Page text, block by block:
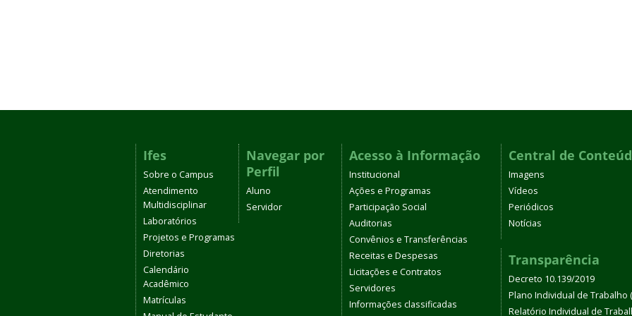
Ifes
Sobre o Campus
Atendimento
Multidisciplinar
Laboratórios
Projetos e Programas
Diretorias
Calendário
Acadêmico
Matrículas
Navegar por
Perfil
Aluno
Servidor
Acesso à Informação
Institucional
Ações e Programas
Participação Social
Auditorias
Convênios e Transferências
Receitas e Despesas
Licitações e Contratos
Servidores
Informações classificadas
Central de
Imagens
Vídeos
Periódicos
Notícias
Transparência
Decreto 10.139/2019
Plano Individual de Trabalho
Relatório Individual de